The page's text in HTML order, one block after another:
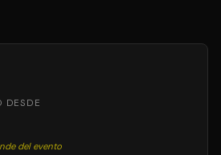
DESDE
del evento